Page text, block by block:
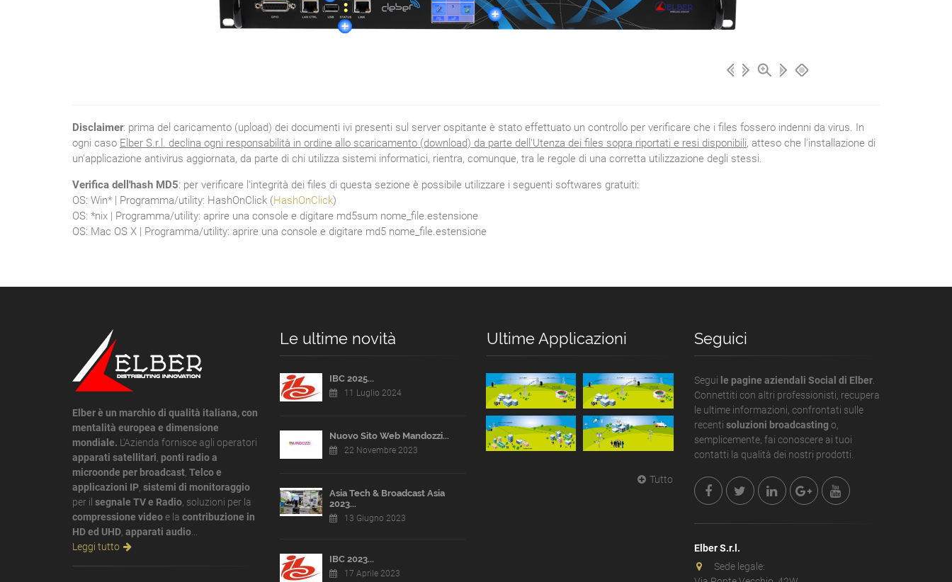
Disclaimer: prima del caricamento (upload) dei documenti ivi presenti sul server ospitante è stato effettuato un controllo per verificare che i files fossero indenni da virus. In
ogni caso Elber S.r.l. declina ogni responsabilità in ordine allo scaricamento (download) da parte dell'Utenza dei files sopra riportati e resi disponibili, atteso che l'installazione di
un'applicazione antivirus aggiornata, da parte di chi utilizza sistemi informatici, rientra, comunque, tra le regole di una corretta utilizzazione degli stessi.
Verifica dell'hash MD5: per verificare l'integrità dei files di questa sezione è possibile utilizzare i seguenti softwares gratuiti:
OS: Win* | Programma/utility: HashOnClick (HashOnClick)
OS: *nix | Programma/utility: aprire una console e digitare md5sum nome_file.estensione
OS: Mac OS X | Programma/utility: aprire una console e digitare md5 nome_file.estensione
Elber è un marchio di qualità italiana, con
mentalità europea e dimensione
mondiale. L'Azienda fornisce agli operatori
apparati satellitari ponti radio a
microonde per broadcast Telco e
applicazioni IP sistemi di monitoraggio
per il segnale TV e Radio , soluzioni per la
compressione videoe la contribuzione in
HD ed UHD apparati audio
Leggi tutto
Le ultime novità
IBC 2025...
11 Luglio 2024
Nuovo Sito Web Mandozzi...
22 Novembre 2023
Asia Tech & Broadcast Asia
2023...
13 Giugno 2023
IBC 2023...
17 Aprile 2023
Ultime Applicazioni
Tutto
Seguici
Segui le pagine aziendali Social di Elber.
Connettiti con altri professionisti, recupera
le ultime informazioni, confrontati sulle
recenti soluzioni broadcasting o,
semplicemente, fai conoscere ai tuoi
contatti la qualità dei nostri prodotti.
Elber S.r.l.
Sede legale: